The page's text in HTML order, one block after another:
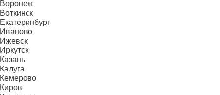
Воронеж
Воткинск
Екатеринбург
Иваново
Ижевск
Иркутск
Казань
Калуга
Кемерово
Киров